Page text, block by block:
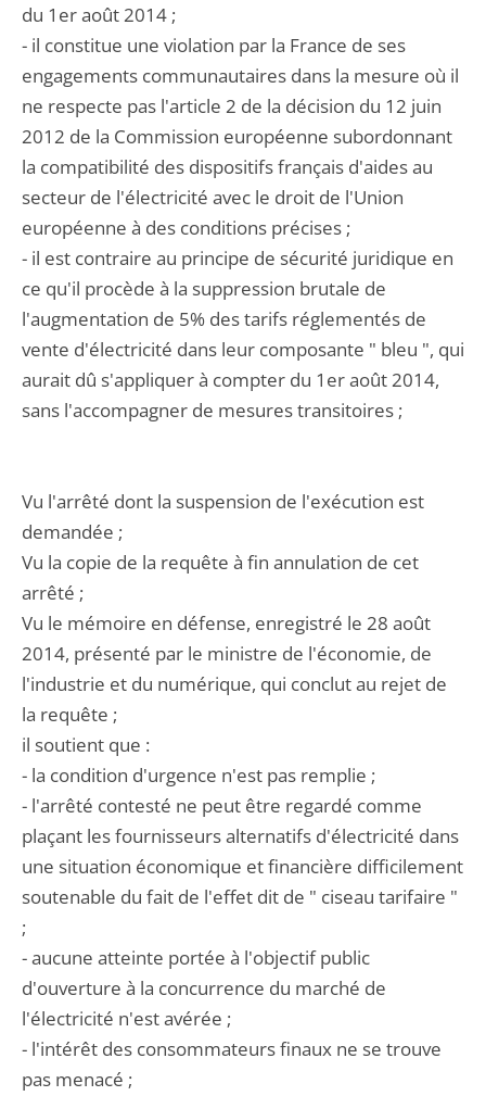
du 1er août 2014 ;
- il constitue une violation par la France de ses
engagements communautaires dans la mesure où il
ne respecte pas l'article 2 de la décision du 12 juin
2012 de la Commission européenne subordonnant
la compatibilité des dispositifs français d'aides au
secteur de l'électricité avec le droit de l'Union
européenne à des conditions précises ;
- il est contraire au principe de sécurité juridique en
ce qu'il procède à la suppression brutale de
l'augmentation de 5% des tarifs réglementés de
vente d'électricité dans leur composante " bleu ", qui
aurait dû s'appliquer à compter du 1er août 2014,
sans l'accompagner de mesures transitoires ;
Vu l'arrêté dont la suspension de l'exécution est
demandée ;
Vu la copie de la requête à fin annulation de cet
arrêté ;
Vu le mémoire en défense, enregistré le 28 août
2014, présenté par le ministre de l'économie, de
l'industrie et du numérique, qui conclut au rejet de
la requête ;
il soutient que :
- la condition d'urgence n'est pas remplie ;
- l'arrêté contesté ne peut être regardé comme
plaçant les fournisseurs alternatifs d'électricité dans
une situation économique et financière difficilement
soutenable du fait de l'effet dit de " ciseau tarifaire "
;
- aucune atteinte portée à l'objectif public
d'ouverture à la concurrence du marché de
l'électricité n'est avérée ;
- l'intérêt des consommateurs finaux ne se trouve
pas menacé ;